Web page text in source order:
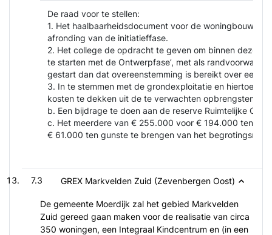
De raad voor te stellen:
1. Het haalbaarheidsdocument voor de
afronding van de initiatieffase.
2. Het college de opdracht te geven om binnen deze
te starten met de Ontwerpfase’, met als
gestart dan dat overeenstemming is bereikt over een
3. In te stemmen met de grondexploitatie en hiertoe
kosten te dekken uit de te verwachten opbrengsten uit
b. Een bijdrage te doen aan de reserve Ruimtelijke
c. Het meerdere van € 255.000 voor € 194.000 ten
€ 61.000 ten gunste te brengen van het
7.3 GREX Markvelden Zuid (Zevenbergen Oost)
De gemeente Moerdijk zal het gebied Markvelden
Zuid gereed gaan maken voor de realisatie van circa
350 woningen, een Integraal Kindcentrum en (in een